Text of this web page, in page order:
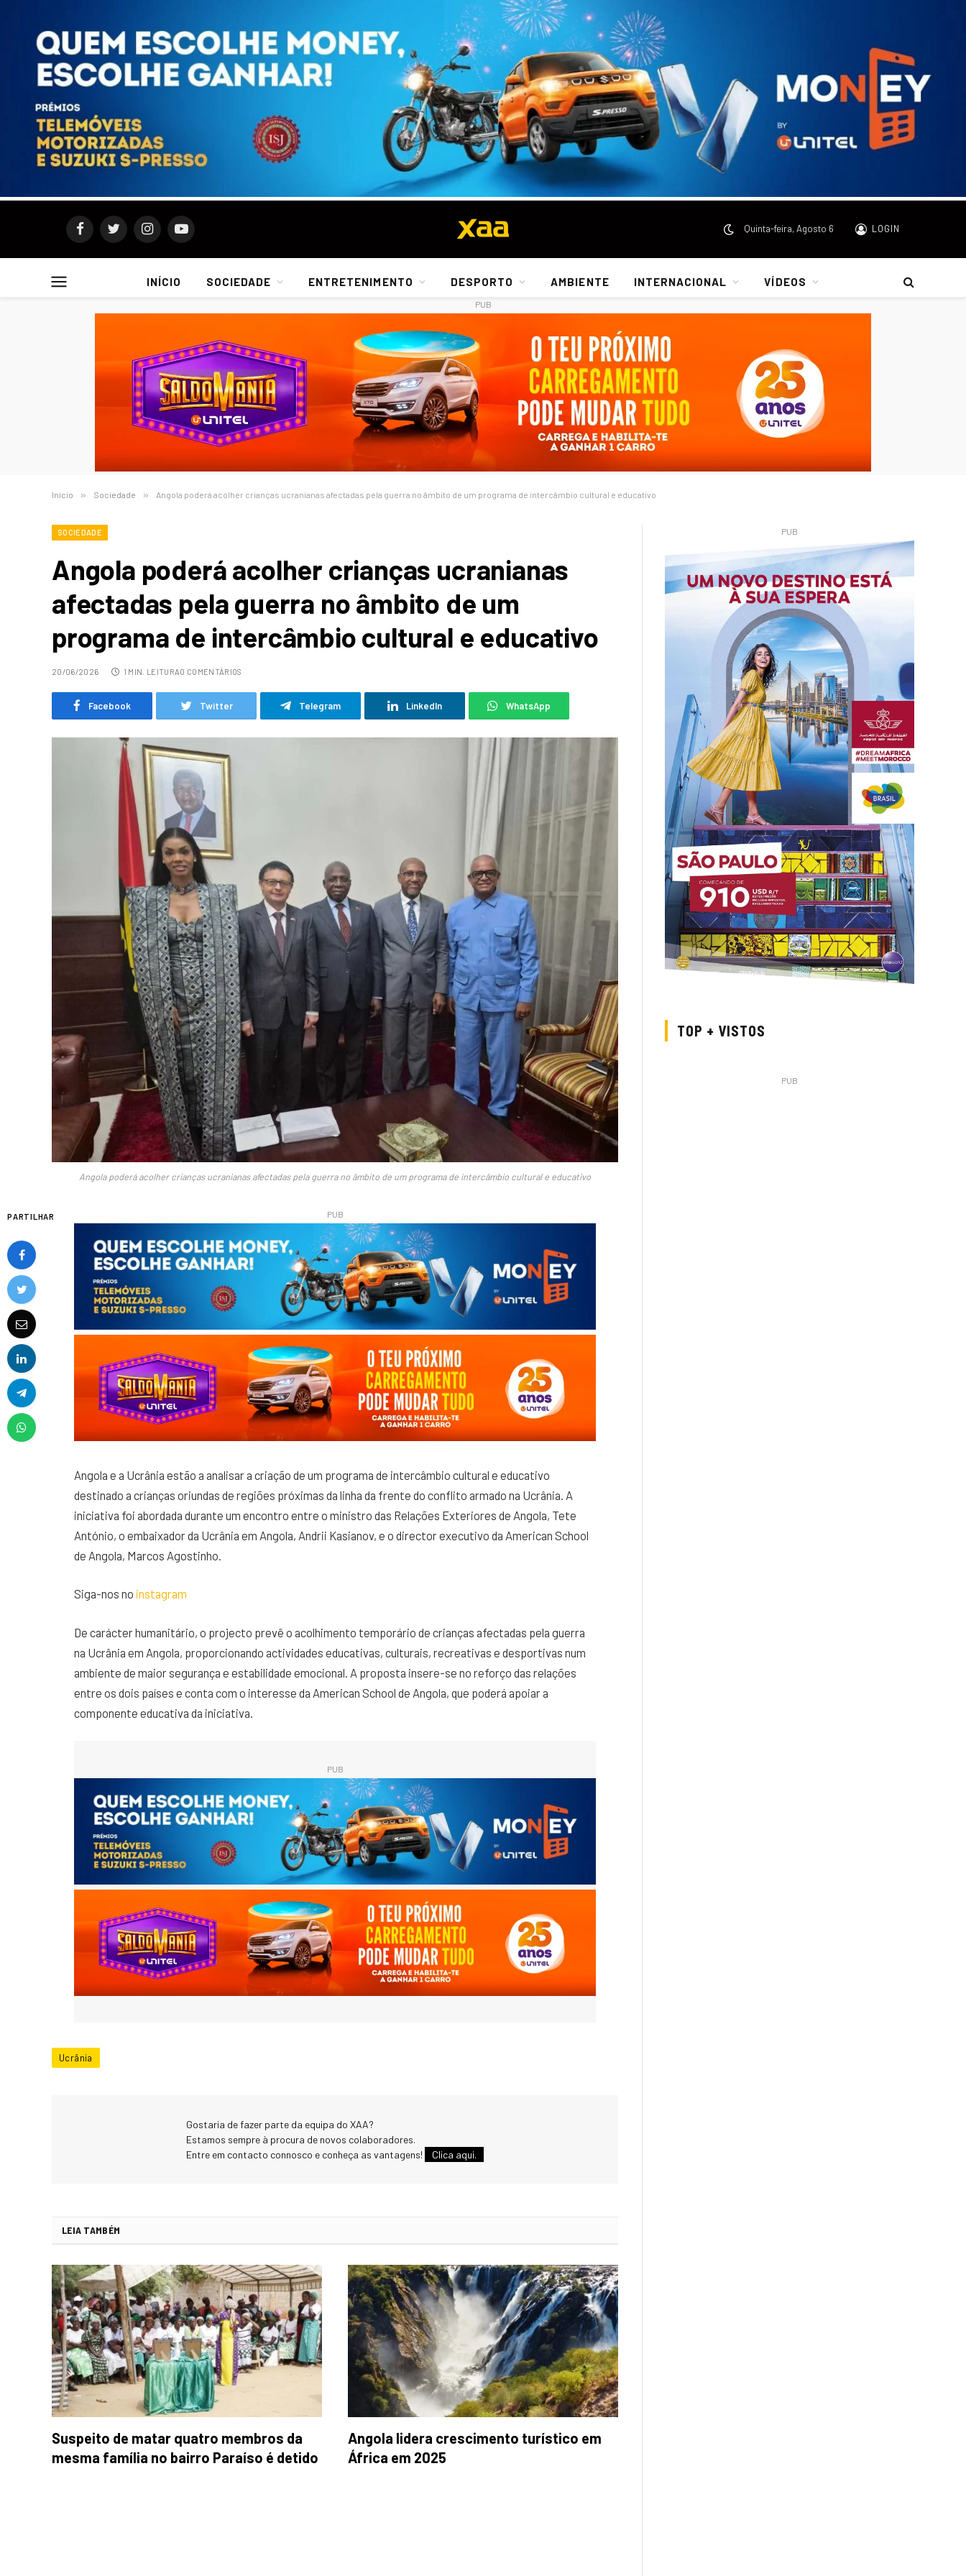
FacebookTwitterInstagramYouTube
Quinta-feira, Agosto 6 LOGIN
INÍCIO SOCIEDADE ENTRETENIMENTO DESPORTO AMBIENTE INTERNACIONAL VÍDEOS
PUB
Início » Sociedade » Angola poderá acolher crianças ucranianas afectadas pela guerra no âmbito de um programa de intercâmbio cultural e educativo
SOCIEDADE
Angola poderá acolher crianças ucranianas
afectadas pela guerra no âmbito de um
programa de intercâmbio cultural e educativo
20/06/2026 1 MIN. LEITURA0 COMENTÁRIOS
Facebook Twitter Telegram LinkedIn WhatsApp
Angola poderá acolher crianças ucranianas afectadas pela guerra no âmbito de um programa de intercâmbio cultural e educativo
PARTILHAR PUB
Angola e a Ucrânia estão a analisar a criação de um programa de intercâmbio cultural e educativo
destinado a crianças oriundas de regiões próximas da linha da frente do conflito armado na Ucrânia. A
iniciativa foi abordada durante um encontro entre o ministro das Relações Exteriores de Angola, Tete
António, o embaixador da Ucrânia em Angola, Andrii Kasianov, e o director executivo da American School
de Angola, Marcos Agostinho.
Siga-nos no instagram
De carácter humanitário, o projecto prevê o acolhimento temporário de crianças afectadas pela guerra
na Ucrânia em Angola, proporcionando actividades educativas, culturais, recreativas e desportivas num
ambiente de maior segurança e estabilidade emocional. A proposta insere-se no reforço das relações
entre os dois países e conta com o interesse da American School de Angola, que poderá apoiar a
componente educativa da iniciativa.
PUB
Ucrânia
Gostaria de fazer parte da equipa do XAA?
Estamos sempre à procura de novos colaboradores.
Entre em contacto connosco e conheça as vantagens!
Clica aqui.
LEIA TAMBÉM
Suspeito de matar quatro membros da
mesma família no bairro Paraíso é detido
Angola lidera crescimento turístico em
África em 2025
PUB
TOP + VISTOS
PUB